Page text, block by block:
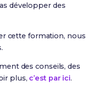
développer des
cette formation, nous
des conseils, des
plus, c’est par ici.